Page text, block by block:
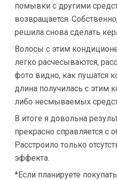
помывки с другими
возвращается.
решила снова сделать
Волосы с этим
легко расчесываются,
фото видно, как пушатся
длина получилась с этим
либо несмываемых
В итоге я довольна
прекрасно справляется с
Расстроило только
эффекта.
*Если планируете